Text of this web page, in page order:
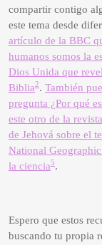
compartir contigo
este tema desde
artículo de la BBC
humanos somos la
Dios Unida que
Biblia2. También
pregunta ¿Por qué
este otro de la
de Jehová sobre el
National
la ciencia5.
Espero que estos
buscando tu propia